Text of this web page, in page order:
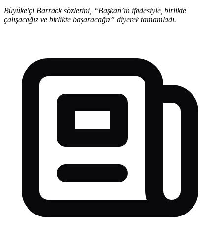
Büyükelçi Barrack sözlerini, “Başkan’ın ifadesiyle, birlikte
çalışacağız ve birlikte başaracağız” diyerek tamamladı.